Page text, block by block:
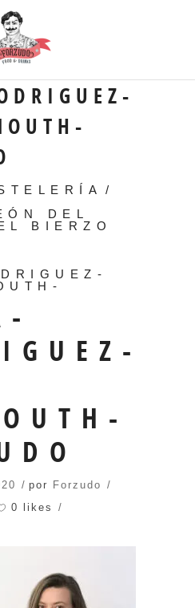
/
DEL
BIERZO
por Forzudo
0 likes